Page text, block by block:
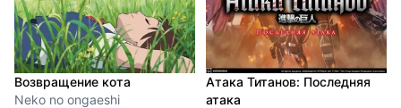
Возвращение кота
Neko no ongaeshi
Атака Титанов: Последняя
атака